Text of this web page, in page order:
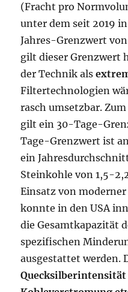
(Fracht pro
unter dem seit 2019
Jahres-Grenzwert
gilt dieser Grenzwert
der Technik als
Filtertechnologien
rasch umsetzbar.
gilt ein 30-Tage-
Tage-Grenzwert ist
ein
Steinkohle von 1,5-
Einsatz von
konnte in den USA
die Gesamtkapazität
spezifischen
ausgestattet werden.
Quecksilberintensität